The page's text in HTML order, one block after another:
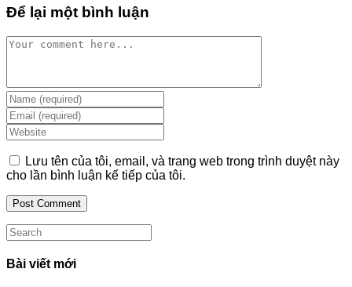
Để lại một bình luận
Comment
Enter
your
name
or
username
to
comment
Enter
your
email
address
to
comment
Enter
your
website
URL
Lưu tên của tôi, email, và trang web trong trình duyệt này
cho lần bình luận kế tiếp của tôi.
Search
this
website
Bài viết mới